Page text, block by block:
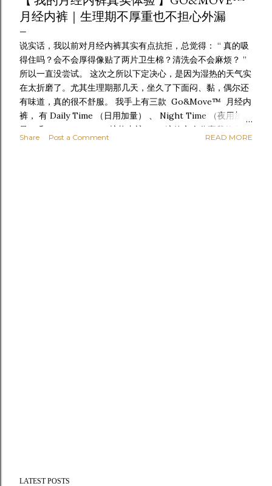
月经内裤｜生理期不厚重也不担心外漏
说实话，我以前对月经内裤其实有点抗拒，总觉得： “ 真的吸
得住吗？会不会厚得像贴了两片卫生棉？清洗会不会麻烦？ ”
所以一直没尝试。 这次之所以下定决心，是因为湿热的天气实
在太折磨了。尤其生理期那几天，坐久了下面闷、黏，偶尔还
有味道，真的很不舒服。 我手上有三款 Go&Move™ 月经内
裤， 有 Daily Time （日用加量） 、 Night Time （夜用加
量） 和 Liner Briefs （护垫内裤） 。 这篇文会分享我的真实
使用体验、穿法、舒适度、清洗心得！
Share Post a Comment READ MORE
LATEST POSTS